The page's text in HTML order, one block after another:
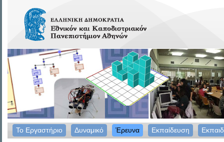
Το Εργαστήριο Δυναμικό Έρευνα Εκπαίδευση